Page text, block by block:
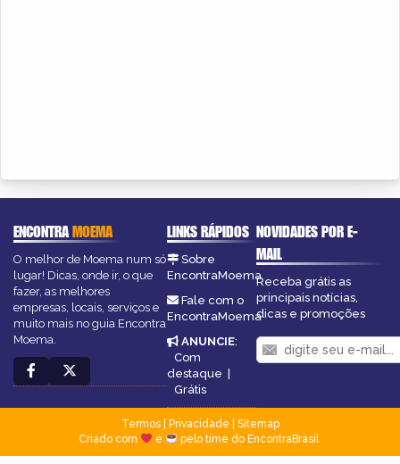
ENCONTRAMOEMA
O melhor de Moema num só
lugar! Dicas, onde ir, o que
fazer, as melhores
empresas, locais, serviços e
muito mais no guia Encontra
Moema.
LINKS RÁPIDOS
Sobre
EncontraMoema
Fale com o
EncontraMoema
ANUNCIE:
Com
destaque |
Grátis
NOVIDADES POR E-
MAIL
Receba grátis as
principais notícias,
dicas e promoções
Termos| Privacidade
Sitemap
Criado com
e pelo time do EncontraBrasil